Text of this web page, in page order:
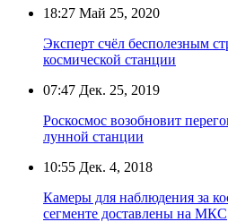
18:27 Май 25, 2020
Эксперт счёл бесполезным
космической станции
07:47 Дек. 25, 2019
Роскосмос возобновит
лунной станции
10:55 Дек. 4, 2018
Камеры для наблюдения за
сегменте доставлены на МКС